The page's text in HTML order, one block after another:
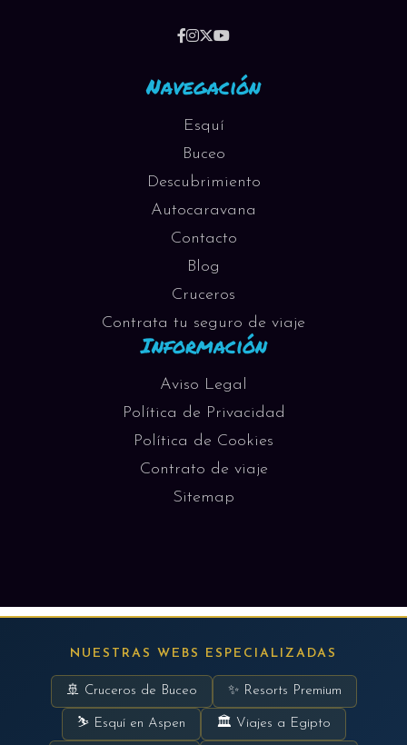
Navegación
Esquí
Buceo
Descubrimiento
Autocaravana
Contacto
Blog
Cruceros
Contrata tu seguro de viaje
Información
Aviso Legal
Política de Privacidad
Política de Cookies
Contrato de viaje
Sitemap
NUESTRAS WEBS ESPECIALIZADAS
🚢 Cruceros de Buceo ✨ Resorts Premium
⛷ Esquí en Aspen 🏛 Viajes a Egipto